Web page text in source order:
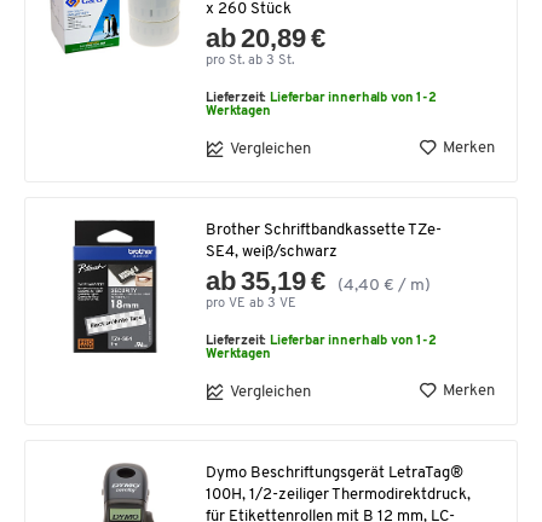
x 260 Stück
ab 20,89 €
pro St. ab 3 St.
Lieferzeit: Lieferbar innerhalb von 1-2
Werktagen
Vergleichen Merken
Brother Schriftbandkassette TZe-
SE4, weiß/schwarz
ab 35,19 € (4,40 € / m)
pro VE ab 3 VE
Lieferzeit: Lieferbar innerhalb von 1-2
Werktagen
Vergleichen Merken
Dymo Beschriftungsgerät LetraTag®
100H, 1/2-zeiliger Thermodirektdruck,
für Etikettenrollen mit B 12 mm, LC-